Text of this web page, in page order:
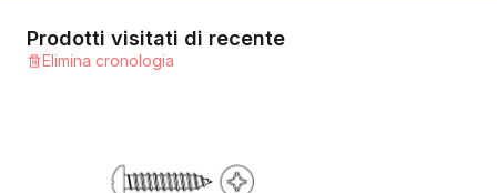
Prodotti visitati di recente
Elimina cronologia